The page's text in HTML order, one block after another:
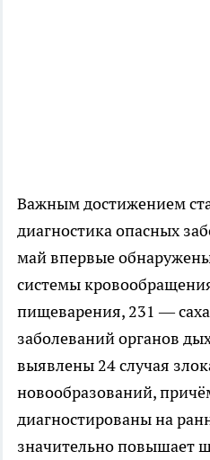
Важным достижением
диагностика опасных
май впервые
системы
пищеварения, 231 —
заболеваний органов
выявлены 24 случая
новообразований,
диагностированы на
значительно повышает